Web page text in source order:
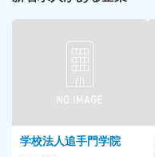
学校法人追手門学院